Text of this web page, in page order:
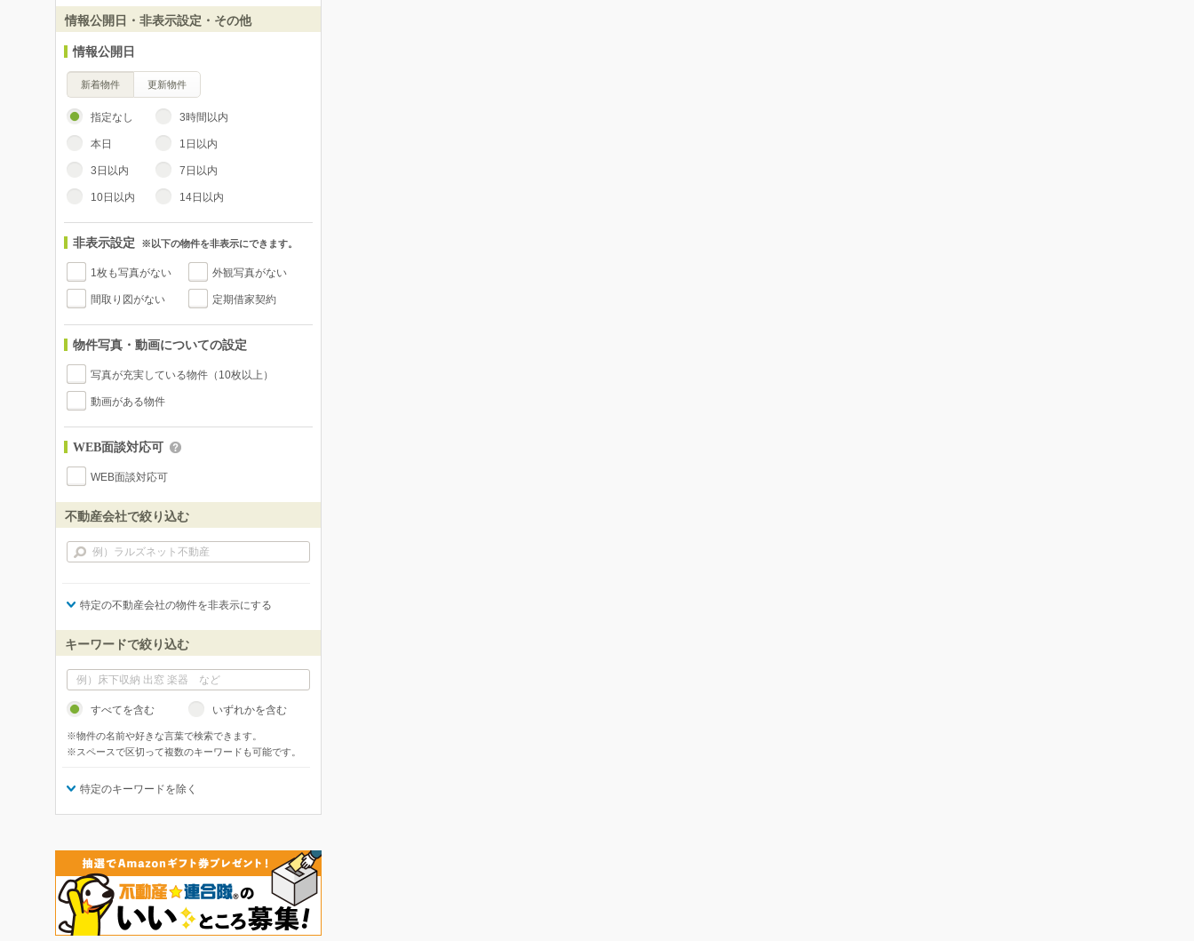
情報公開日・非表示設定・その他
情報公開日
新着物件 更新物件
指定なし 3時間以内
本日 1日以内
3日以内 7日以内
10日以内 14日以内
非表示設定 ※以下の物件を非表示にできます。
1枚も写真がない 外観写真がない
間取り図がない 定期借家契約
物件写真・動画についての設定
写真が充実している物件（10枚以上）
動画がある物件
WEB面談対応可
WEB面談対応可
不動産会社で絞り込む
特定の不動産会社の物件を非表示にする
キーワードで絞り込む
すべてを含む いずれかを含む
※物件の名前や好きな言葉で検索できます。
※スペースで区切って複数のキーワードも可能です。
特定のキーワードを除く